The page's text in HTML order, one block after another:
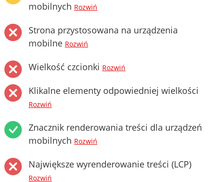
mobilnych Rozwiń
Strona przystosowana na urządzenia
mobilne Rozwiń
Wielkość czcionki Rozwiń
Klikalne elementy odpowiedniej wielkości
Rozwiń
Znacznik renderowania treści dla urządzeń
mobilnych Rozwiń
Największe wyrenderowanie treści (LCP)
Rozwiń